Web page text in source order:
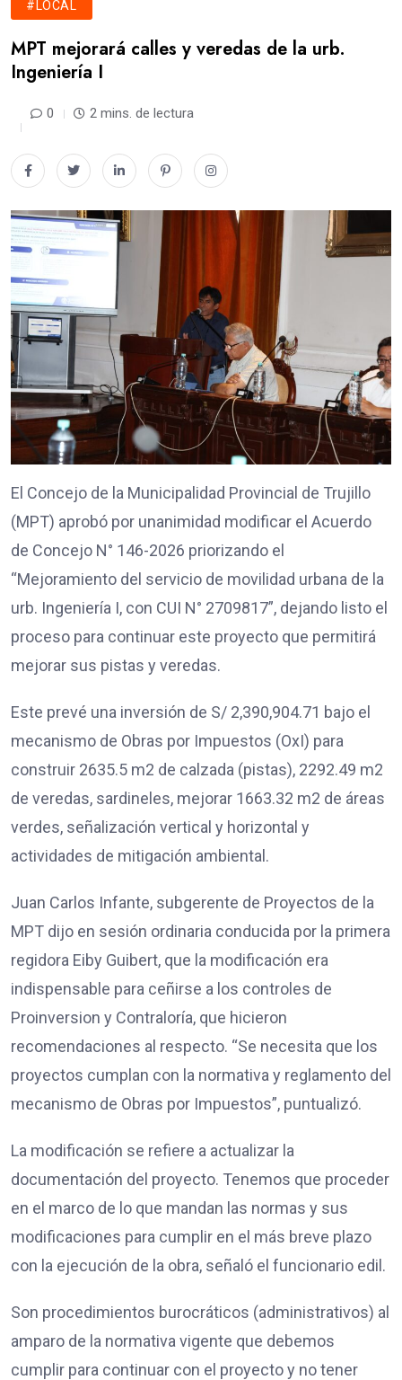
#LOCAL
MPT mejorará calles y veredas de la urb.
Ingeniería I
0 2 mins. de lectura
El Concejo de la Municipalidad Provincial de Trujillo
(MPT) aprobó por unanimidad modificar el Acuerdo
de Concejo N° 146-2026 priorizando el
“Mejoramiento del servicio de movilidad urbana de la
urb. Ingeniería I, con CUI N° 2709817”, dejando listo el
proceso para continuar este proyecto que permitirá
mejorar sus pistas y veredas.
Este prevé una inversión de S/ 2,390,904.71 bajo el
mecanismo de Obras por Impuestos (OxI) para
construir 2635.5 m2 de calzada (pistas), 2292.49 m2
de veredas, sardineles, mejorar 1663.32 m2 de áreas
verdes, señalización vertical y horizontal y
actividades de mitigación ambiental.
Juan Carlos Infante, subgerente de Proyectos de la
MPT dijo en sesión ordinaria conducida por la primera
regidora Eiby Guibert, que la modificación era
indispensable para ceñirse a los controles de
Proinversion y Contraloría, que hicieron
recomendaciones al respecto. “Se necesita que los
proyectos cumplan con la normativa y reglamento del
mecanismo de Obras por Impuestos”, puntualizó.
La modificación se refiere a actualizar la
documentación del proyecto. Tenemos que proceder
en el marco de lo que mandan las normas y sus
modificaciones para cumplir en el más breve plazo
con la ejecución de la obra, señaló el funcionario edil.
Son procedimientos burocráticos (administrativos) al
amparo de la normativa vigente que debemos
cumplir para continuar con el proyecto y no tener